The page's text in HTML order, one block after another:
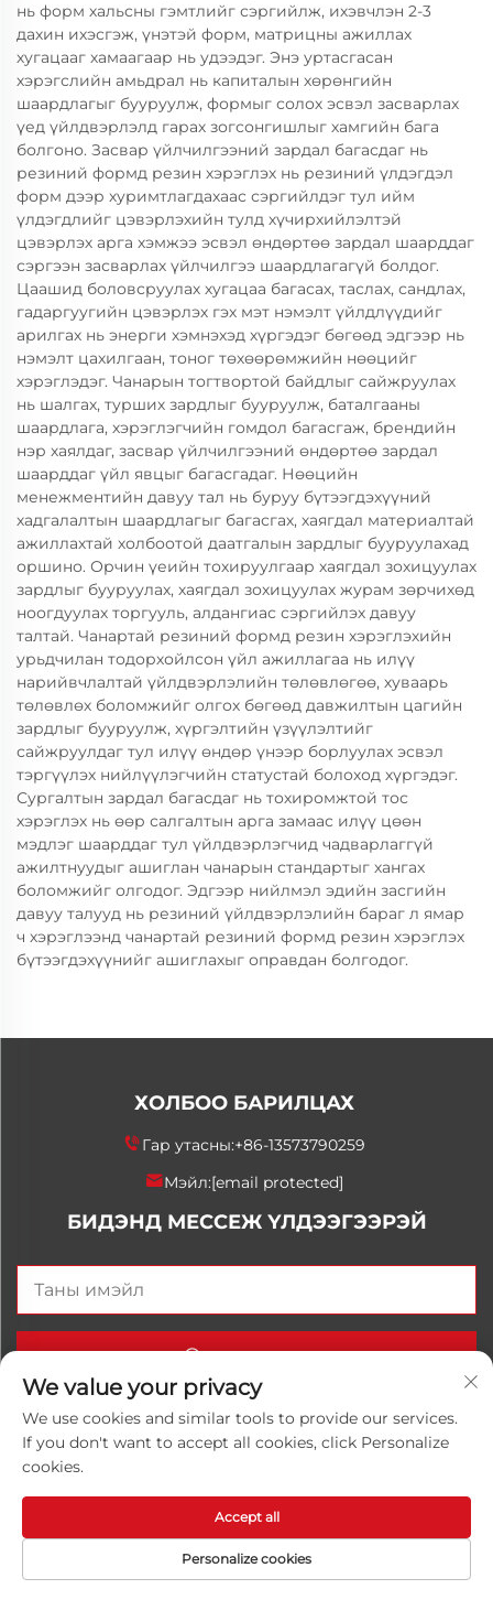
нь форм хальсны гэмтлийг сэргийлж, ихэвчлэн 2-3
дахин ихэсгэж, үнэтэй форм, матрицны ажиллах
хугацааг хамаагаар нь удээдэг. Энэ уртасгасан
хэрэгслийн амьдрал нь капиталын хөрөнгийн
шаардлагыг бууруулж, формыг солох эсвэл засварлах
үед үйлдвэрлэлд гарах зогсонгишлыг хамгийн бага
болгоно. Засвар үйлчилгээний зардал багасдаг нь
резиний формд резин хэрэглэх нь резиний үлдэгдэл
форм дээр хуримтлагдахаас сэргийлдэг тул ийм
үлдэгдлийг цэвэрлэхийн тулд хүчирхийлэлтэй
цэвэрлэх арга хэмжээ эсвэл өндөртөө зардал шаарддаг
сэргээн засварлах үйлчилгээ шаардлагагүй болдог.
Цаашид боловсруулах хугацаа багасах, таслах, сандлах,
гадаргуугийн цэвэрлэх гэх мэт нэмэлт үйлдлүүдийг
арилгах нь энерги хэмнэхэд хүргэдэг бөгөөд эдгээр нь
нэмэлт цахилгаан, тоног төхөөрөмжийн нөөцийг
хэрэглэдэг. Чанарын тогтвортой байдлыг сайжруулах
нь шалгах, турших зардлыг бууруулж, баталгааны
шаардлага, хэрэглэгчийн гомдол багасгаж, брендийн
нэр хаялдаг, засвар үйлчилгээний өндөртөө зардал
шаарддаг үйл явцыг багасгадаг. Нөөцийн
менежментийн давуу тал нь буруу бүтээгдэхүүний
хадгалалтын шаардлагыг багасгах, хаягдал материалтай
ажиллахтай холбоотой даатгалын зардлыг бууруулахад
оршино. Орчин үеийн тохируулгаар хаягдал зохицуулах
зардлыг бууруулах, хаягдал зохицуулах журам зөрчихөд
ноогдуулах торгууль, алдангиас сэргийлэх давуу
талтай. Чанартай резиний формд резин хэрэглэхийн
урьдчилан тодорхойлсон үйл ажиллагаа нь илүү
нарийвчлалтай үйлдвэрлэлийн төлөвлөгөө, хуваарь
төлөвлөх боломжийг олгох бөгөөд давжилтын цагийн
зардлыг бууруулж, хүргэлтийн үзүүлэлтийг
сайжруулдаг тул илүү өндөр үнээр борлуулах эсвэл
тэргүүлэх нийлүүлэгчийн статустай болоход хүргэдэг.
Сургалтын зардал багасдаг нь тохиромжтой тос
хэрэглэх нь өөр салгалтын арга замаас илүү цөөн
мэдлэг шаарддаг тул үйлдвэрлэгчид чадварлаггүй
ажилтнуудыг ашиглан чанарын стандартыг хангах
боломжийг олгодог. Эдгээр нийлмэл эдийн засгийн
давуу талууд нь резиний үйлдвэрлэлийн бараг л ямар
ч хэрэглээнд чанартай резиний формд резин хэрэглэх
бүтээгдэхүүнийг ашиглахыг оправдан болгодог.
ХОЛБОО БАРИЛЦАХ
Гар утасны:+86-13573790259
Мэйл:[email protected]
БИДЭНД МЕССЕЖ ҮЛДЭЭГЭЭРЭЙ
Одоо илгээх
Хуульчийн эрх © 2025 Орос Улаанхангай Луванхонг
бодлого
We value your privacy
We use cookies and similar tools to provide our services.
If you don't want to accept all cookies, click Personalize
cookies.
Personalize cookies
Accept all